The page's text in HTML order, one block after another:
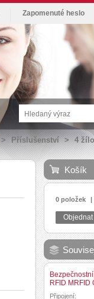
Zapomenuté heslo
Příslušenství > 4
Košík
0 položek |
Objednat
RFID MRFID
Připojení: